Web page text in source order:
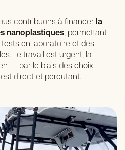
contribuons à financer la
nanoplastiques, permettant
en laboratoire et des
Le travail est urgent, la
— par le biais des choix
direct et percutant.